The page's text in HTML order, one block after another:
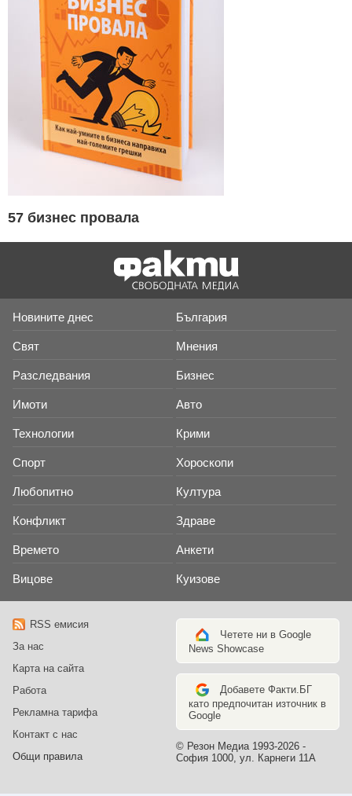
57 бизнес провала
Новините днес България
Свят Мнения
Разследвания Бизнес
Имоти Авто
Технологии Крими
Спорт Хороскопи
Любопитно Култура
Конфликт Здраве
Времето Анкети
Вицове Куизове
RSS емисия
За нас
Карта на сайта
Работа
Рекламна тарифа
Контакт с нас
Общи правила
Четете ни в Google
News Showcase
Добавете Факти.БГ
като предпочитан източник в
Google
© Резон Медиа 1993-2026 -
София 1000, ул. Карнеги 11А